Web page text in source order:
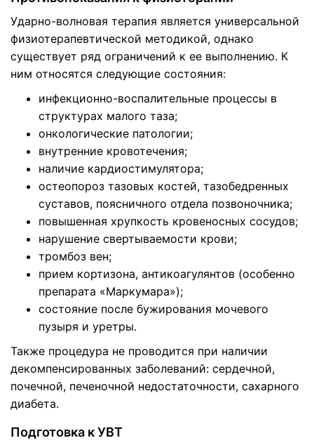
Ударно-волновая терапия является универсальной
физиотерапевтической методикой, однако
существует ряд ограничений к ее выполнению. К
ним относятся следующие состояния:
инфекционно-воспалительные процессы в
структурах малого таза;
онкологические патологии;
внутренние кровотечения;
наличие кардиостимулятора;
остеопороз тазовых костей, тазобедренных
суставов, поясничного отдела позвоночника;
повышенная хрупкость кровеносных сосудов;
нарушение свертываемости крови;
тромбоз вен;
прием кортизона, антикоагулянтов (особенно
препарата «Маркумара»);
состояние после бужирования мочевого
пузыря и уретры.
Также процедура не проводится при наличии
декомпенсированных заболеваний: сердечной,
почечной, печеночной недостаточности, сахарного
диабета.
Подготовка к УВТ